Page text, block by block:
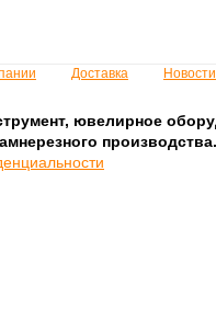
Доставка Новости
ювелирное
производства.